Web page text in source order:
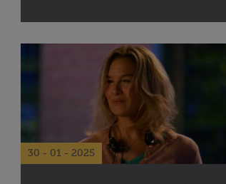
30 - 01 - 2025